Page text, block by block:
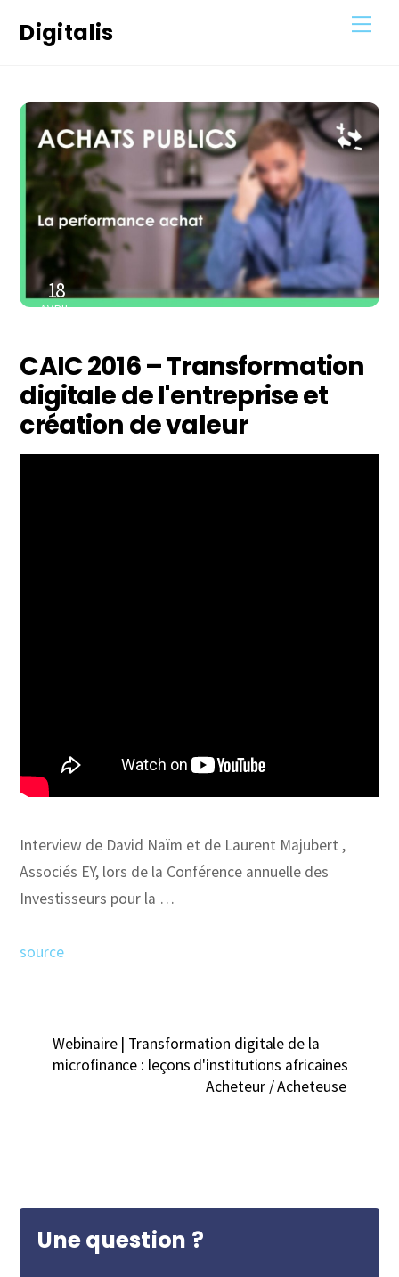
Digitalis
18
AVRIL
CAIC 2016 – Transformation
digitale de l'entreprise et
création de valeur
Interview de David Naïm et de Laurent Majubert ,
Associés EY, lors de la Conférence annuelle des
Investisseurs pour la …
source
Webinaire | Transformation digitale de la
microfinance : leçons d'institutions africaines
Acheteur / Acheteuse
Une question ?